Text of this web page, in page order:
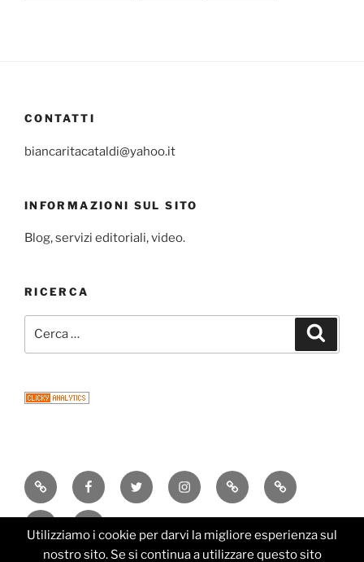
CONTATTI
biancaritacataldi@yahoo.it
INFORMAZIONI SUL SITO
Blog, servizi editoriali, video.
RICERCA
Consigli
di
lettura
FacebookTwitter InstagramEmail Newsletter
ResearchEditorial
Services
Utilizziamo i cookie per darvi la migliore esperienza sul
nostro sito. Se si continua a utilizzare questo sito